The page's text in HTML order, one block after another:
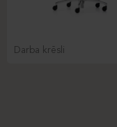
Darba krēsli